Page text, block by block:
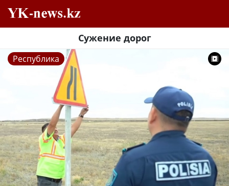
Сужение дорог
Республика